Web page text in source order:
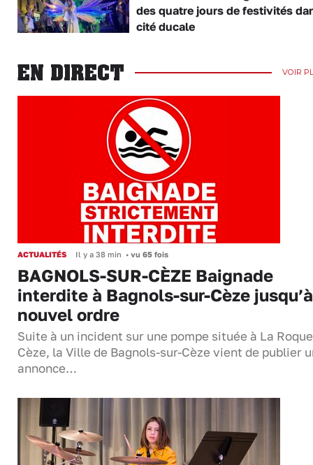
des quatre jours de festivités
cité ducale
EN DIRECT VOIR
ACTUALITÉS Il y a 38 min • vu 65 fois
BAGNOLS-SUR-CÈZE Baignade
interdite à Bagnols-sur-Cèze jusqu’à
nouvel ordre
Suite à un incident sur une pompe située à La
Cèze, la Ville de Bagnols-sur-Cèze vient de publier
annonce…